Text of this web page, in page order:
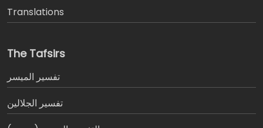
Translations
The Tafsirs
تفسير المیسر
تفسير الجلالين